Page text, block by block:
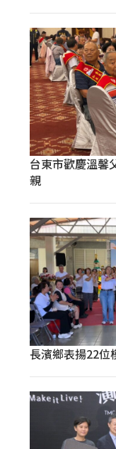
台東市歡慶溫馨
親
長濱鄉表揚22位